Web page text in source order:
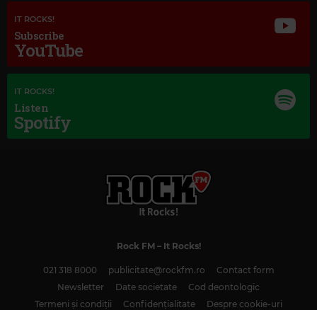
LA LISONJERA
IT ROCKS!
Subscribe
YouTube
IT ROCKS!
Listen
Spotify
Rock FM– It Rocks!
021 318 8000 publicitate@rockfm.ro
Contact form
Newsletter
Date societate
Cod deontologic
Termeni și condiții
Confidențialitate Despre cookie-uri